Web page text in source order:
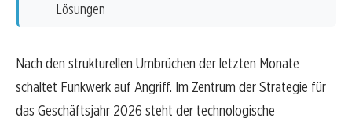
Lösungen
Nach den strukturellen Umbrüchen der letzten Monate
schaltet Funkwerk auf Angriff. Im Zentrum der Strategie für
das Geschäftsjahr 2026 steht der technologische